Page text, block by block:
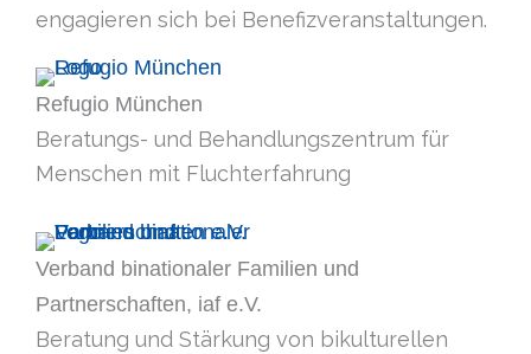
engagieren sich bei Benefizveranstaltungen.
Refugio München
Beratungs- und Behandlungszentrum für
Menschen mit Fluchterfahrung
Verband binationaler Familien und
Partnerschaften, iaf e.V.
Beratung und Stärkung von bikulturellen